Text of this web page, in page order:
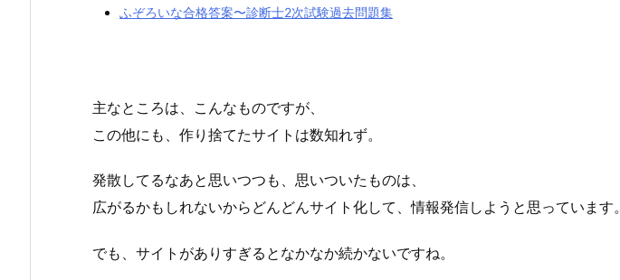
ふぞろいな合格答案〜診断士2次試験過去問題集
主なところは、こんなものですが、
この他にも、作り捨てたサイトは数知れず。
発散してるなあと思いつつも、思いついたものは、
広がるかもしれないからどんどんサイト化して、情報発信しようと思っています。
でも、サイトがありすぎるとなかなか続かないですね。